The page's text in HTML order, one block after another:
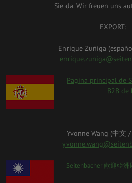
Sie da. Wir freuen uns
EXPORT:
Enrique Zuñiga
spanien.png
Pagina principal de
B2B de
Yvonne Wang (中⽂
taiwan_0.pngSeitenbacher 歡迎亞